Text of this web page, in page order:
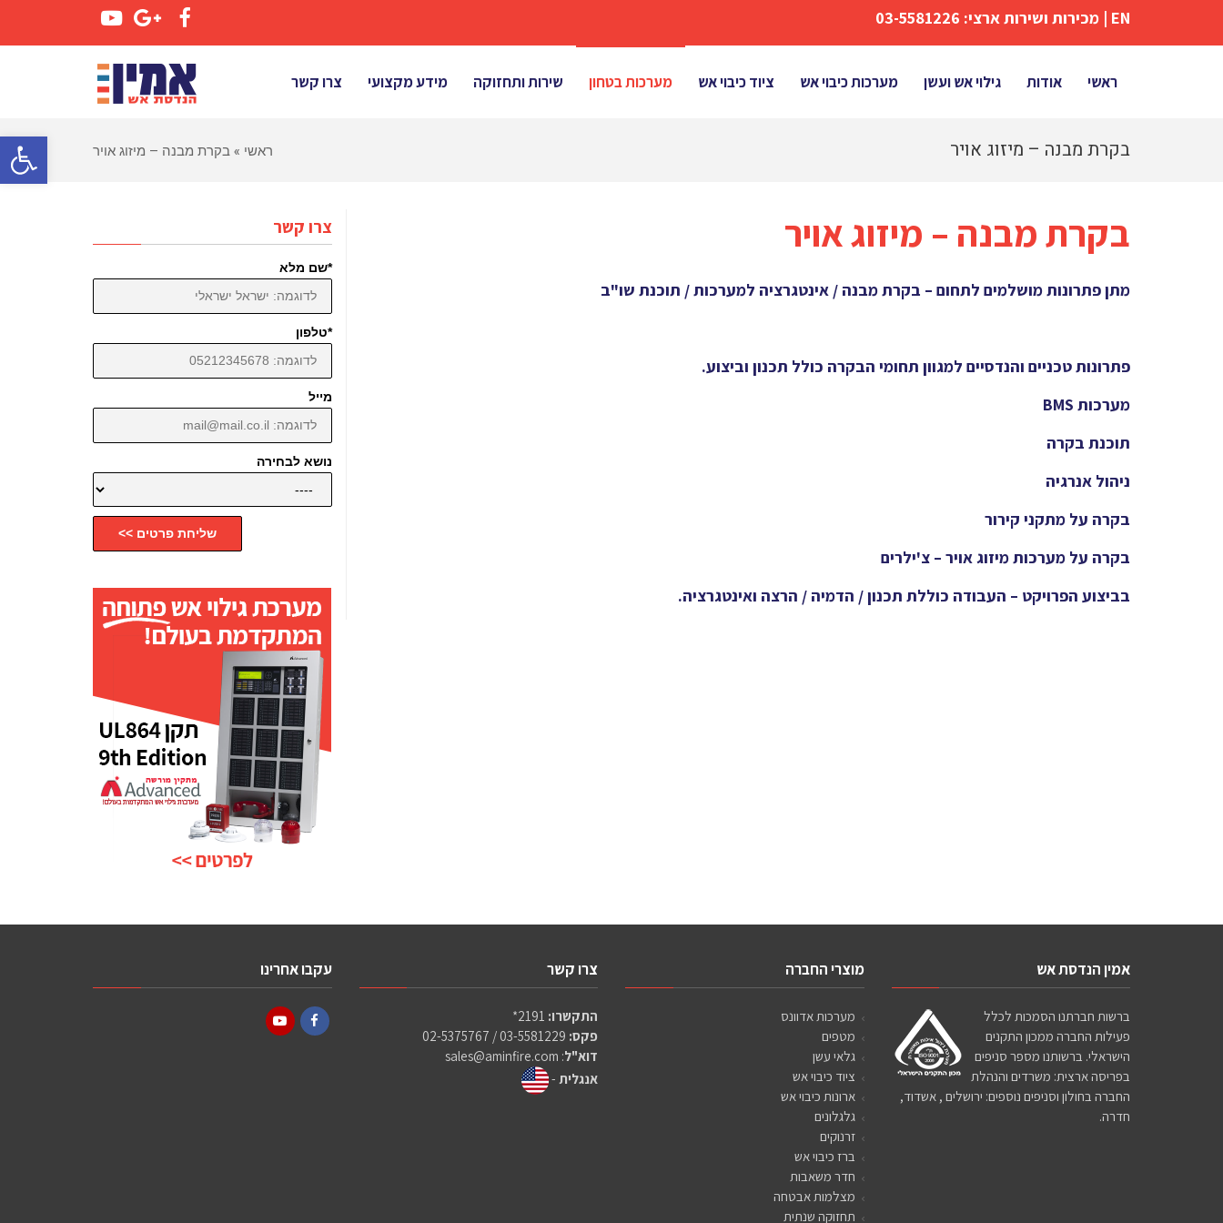
EN | מכירות ושירות ארצי: 03-5581226
ראשי אודות גילוי אש ועשן מערכות כיבוי אש ציוד כיבוי אש מערכות בטחון שירות ותחזוקה מידע מקצועי צרו קשר
בקרת מבנה – מיזוג אויר ראשי » בקרת מבנה – מיזוג אויר
בקרת מבנה – מיזוג אויר
מתן פתרונות מושלמים לתחום – בקרת מבנה / אינטגרציה למערכות / תוכנת שו"ב
פתרונות טכניים והנדסיים למגוון תחומי הבקרה כולל תכנון וביצוע.
מערכות BMS
תוכנת בקרה
ניהול אנרגיה
בקרה על מתקני קירור
בקרה על מערכות מיזוג אויר – צ'ילרים
בביצוע הפרויקט – העבודה כוללת תכנון / הדמיה / הרצה ואינטגרציה.
צרו קשר
*שם מלא
*טלפון
מייל
נושא לבחירה
שליחת פרטים >>
אמין הנדסת אש
ברשות חברתנו הסמכות לכלל
פעילות החברה ממכון התקנים
הישראלי. ברשותנו מספר סניפים
בפריסה ארצית: משרדים והנהלת
החברה בחולון וסניפים נוספים: ירושלים , אשדוד,
חדרה.
מוצרי החברה
מערכות אדוונס
מטפים
גלאי עשן
ציוד כיבוי אש
ארונות כיבוי אש
גלגלונים
זרנוקים
ברז כיבוי אש
חדר משאבות
מצלמות אבטחה
תחזוקה שנתית
צרו קשר
התקשרו: 2191*
פקס:
דוא"ל:
sales@aminfire.com
אנגלית -
עקבו אחרינו
פתח